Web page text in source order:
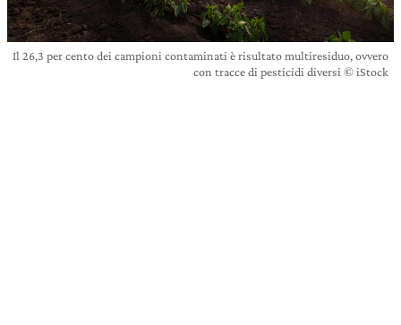
Il 26,3 per cento dei campioni contaminati è risultato multiresiduo, ovvero
con tracce di pesticidi diversi © iStock